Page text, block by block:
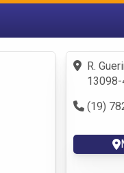
Fazer
Criar
R.
(19)